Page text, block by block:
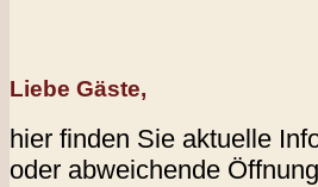
Liebe Gäste,
hier finden Sie aktuelle
oder abweichende